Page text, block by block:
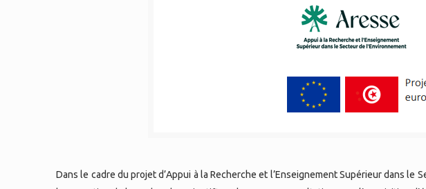
Dans le cadre du projet d’Appui à la Recherche et l’Enseignement Supérieur dans le